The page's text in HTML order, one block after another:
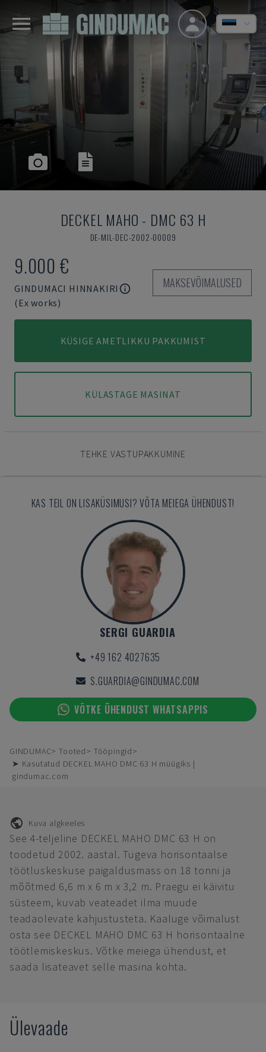
DECKEL MAHO - DMC 63 H
DE-MIL-DEC-2002-00009
9.000 €
GINDUMACI HINNAKIRI
(Ex works)
MAKSEVÕIMALUSED
KÜSIGE AMETLIKKU PAKKUMIST
KÜLASTAGE MASINAT
TEHKE VASTUPAKKUMINE
KAS TEIL ON LISAKÜSIMUSI? VÕTA MEIEGA ÜHENDUST!
SERGI GUARDIA
+49 162 4027635
S.GUARDIA@GINDUMAC.COM
VÕTKE ÜHENDUST WHATSAPPIS
GINDUMAC Tooted
Tööpingid
➤ Kasutatud DECKEL MAHO DMC 63 H müügiks |
gindumac.com
Kuva algkeeles
See 4-teljeline DECKEL MAHO DMC 63 H on
toodetud 2002. aastal. Tugeva horisontaalse
töötluskeskuse paigaldusmass on 18 tonni ja
mõõtmed 6,6 m x 6 m x 3,2 m. Praegu ei käivitu
süsteem, kuvab veateadet ilma muude
teadaolevate kahjustusteta. Kaaluge võimalust
osta see DECKEL MAHO DMC 63 H horisontaalne
töötlemiskeskus. Võtke meiega ühendust, et
saada lisateavet selle masina kohta.
Ülevaade